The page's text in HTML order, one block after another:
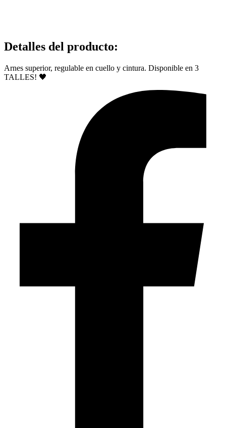
Detalles del producto:
Arnes superior, regulable en cuello y cintura. Disponible en 3
TALLES! 🖤